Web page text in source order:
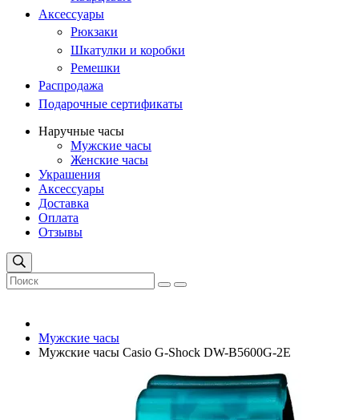
Аксессуары
Рюкзаки
Шкатулки и коробки
Ремешки
Распродажа
Подарочные сертификаты
Наручные часы
Мужские часы
Женские часы
Украшения
Аксессуары
Доставка
Оплата
Отзывы
Мужские часы
Мужские часы Casio G-Shock DW-B5600G-2E